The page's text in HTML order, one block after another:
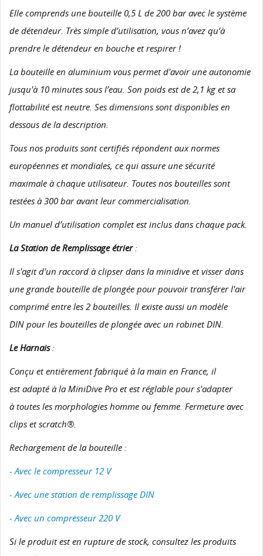
Elle comprends une bouteille 0,5 L de 200 bar avec le système
de détendeur. Très simple d’utilisation, vous n’avez qu’à
prendre le détendeur en bouche et respirer !
La bouteille en aluminium vous permet d'avoir une autonomie
jusqu'à 10 minutes sous l’eau. Son poids est de 2,1 kg et sa
flottabilité est neutre. Ses dimensions sont disponibles en
dessous de la description.
Tous nos produits sont certifiés répondent aux normes
européennes et mondiales, ce qui assure une sécurité
maximale à chaque utilisateur. Toutes nos bouteilles sont
testées à 300 bar avant leur commercialisation.
Un manuel d’utilisation complet est inclus dans chaque pack.
La Station de Remplissage étrier:
Il s'agit d'un raccord à clipser dans la minidive et visser dans
une grande bouteille de plongée pour pouvoir transférer l'air
comprimé entre les 2 bouteilles. Il existe aussi un modèle
DIN pour les bouteilles de plongée avec un robinet DIN.
Le Harnais:
Conçu et entièrement fabriqué à la main en France, il
est adapté à la MiniDive Pro et est réglable pour s'adapter
à toutes les morphologies homme ou femme. Fermeture avec
clips et scratch®.
Rechargement de la bouteille :
- Avec le compresseur 12 V
- Avec une station de remplissage DIN
- Avec un compresseur 220 V
Si le produit est en rupture de stock, consultez les produits